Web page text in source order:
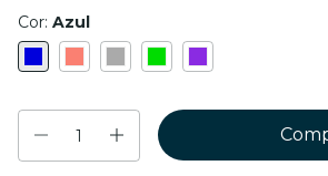
Cor: Azul